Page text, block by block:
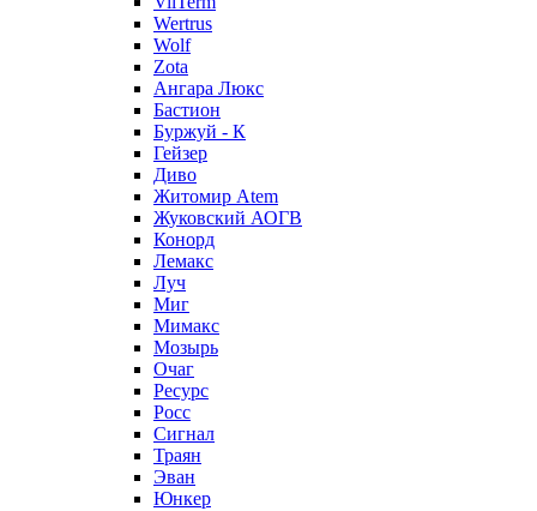
Wertrus
Wolf
Zota
Ангара Люкс
Бастион
Буржуй - К
Гейзер
Диво
Житомир Аtem
Жуковский АОГВ
Конорд
Лемакс
Луч
Миг
Мимакс
Мозырь
Очаг
Ресурс
Росс
Сигнал
Траян
Эван
Юнкер